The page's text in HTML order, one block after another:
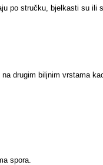
po stručku, bjelkasti su ili
drugim biljnim vrstama
spora.